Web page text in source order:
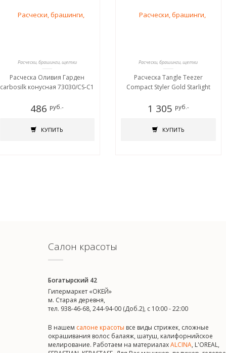
Расчески, брашинги, щетки
Расческа Оливия Гарден
carbosilk конусная 73030/СS-C1
486 руб.-
КУПИТЬ
Расчески, брашинги, щетки
Расческа Tangle Teezer
Compact Styler Gold Starlight
1 305 руб.-
КУПИТЬ
Салон красоты
Богатырский 42
Гипермаркет «ОКЕЙ»
м. Старая деревня,
тел. 938-46-68, 244-94-00 (Доб.2), c 10:00 - 22:00
В нашем салоне красоты все виды стрижек, сложные
окрашивания волос балаяж, шатуш, калифорнийское
мелирование. Работаем на материалахALCINA, L'OREAL,